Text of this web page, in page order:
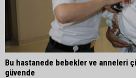
Bu hastanede bebekler ve anneleri
güvende